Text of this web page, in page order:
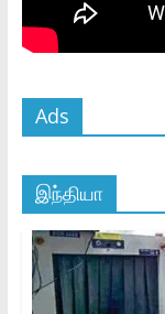
Ads
இந்தியா